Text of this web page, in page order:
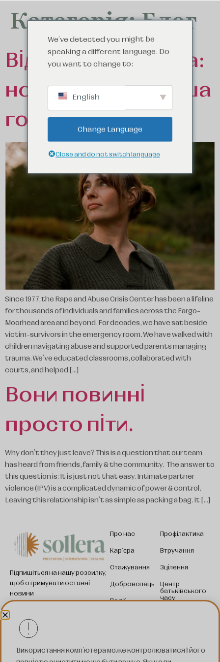
Категорія:Блог
Від RACC до Sollera:
нова назва, ширша
гостинність
Since 1977, the Rape and Abuse Crisis Center has been a lifeline
for thousands of individuals and families across the Fargo-
Moorhead area and beyond. For decades, we have sat beside
victim-survivors in the emergency room. We have walked with
children navigating abuse and supported parents managing
trauma. We’ve educated classrooms, collaborated with
courts, and helped […]
Вони повинні
просто піти.
Why don’t they just leave? This is a question that our team
has heard from friends, family & the community. The answer to
this question is: It is just not that easy. Intimate partner
violence (IPV) is a complicated dynamic of power & control.
Leaving this relationship isn’t as simple as packing a bag. It […]
Про нас
Кар'єра
Стажування
Доброволець
Події
Профілактика
Втручання
Зцілення
Центр
батьківського
часу
Сплатіть за
послуги
Підпишіться на нашу розсилку,
щоб отримувати останні
новини
і важливі ресурси.
Підписатись
Підписуючись, ви
погоджуєтеся з нашою
Політикою конфіденційності та
We've detected you might be
speaking a different language. Do
you want to change to:
English
Change Language
Close and do not switch language
Somali
Використання комп'ютера може контролюватися і його